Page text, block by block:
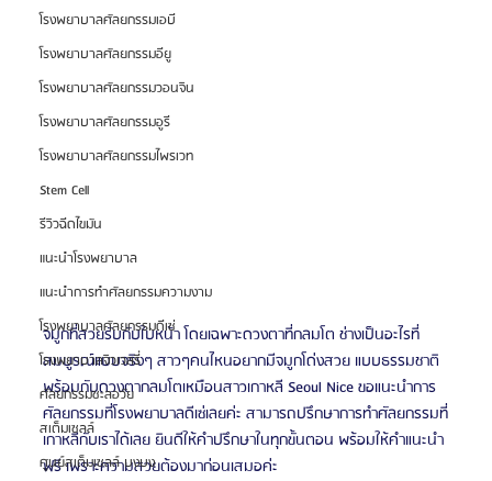
โรงพยาบาลศัลยกรรมเอบี
โรงพยาบาลศัลยกรรมอียู
โรงพยาบาลศัลยกรรมวอนจิน
โรงพยาบาลศัลยกรรมอูรี
โรงพยาบาลศัลยกรรมไพรเวท
Stem Cell
รีวิวฉีดไขมัน
แนะนำโรงพยาบาล
แนะนำการทำศัลยกรรมความงาม
โรงพยาบาลศัลยกรรมดีเซ่
โรงพยาบาลจิวเวลรี่
ศัลยกรรมชะลอวัย
สเต็มเซลล์
ศูนย์สเต็มเซลล์ บงบง
จมูกที่สวยรับกับใบหน้า โดยเฉพาะดวงตาที่กลมโต ช่างเป็นอะไรที่
สมบูรณ์แบบจริงๆ สาวๆคนไหนอยากมีจมูกโด่งสวย แบบธรรมชาติ
พร้อมกับดวงตากลมโตเหมือนสาวเกาหลี Seoul Nice ขอแนะนำการ
ศัลยกรรมที่โรงพยาบาลดีเซ่เลยค่ะ สามารถปรึกษาการทำศัลยกรรมที่
เกาหลีกับเราได้เลย ยินดีให้คำปรึกษาในทุกขั้นตอน พร้อมให้คำแนะนำ
ฟรี เพราะความสวยต้องมาก่อนเสมอค่ะ